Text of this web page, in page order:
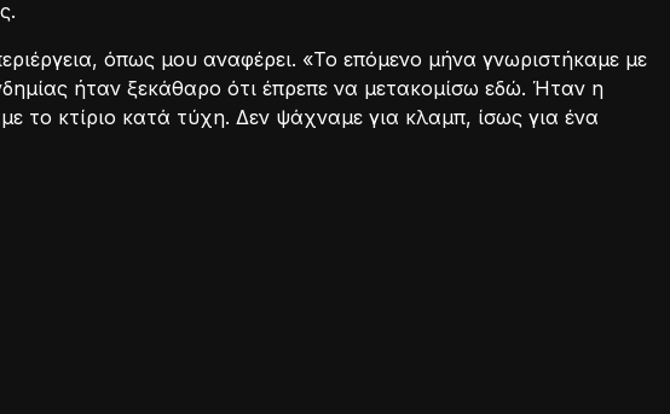
όπως μου αναφέρει. «Το επόμενο μήνα γνωριστήκαμε με
ήταν ξεκάθαρο ότι έπρεπε να μετακομίσω εδώ. Ήταν η
το κτίριο κατά τύχη. Δεν ψάχναμε για κλαμπ, ίσως για ένα